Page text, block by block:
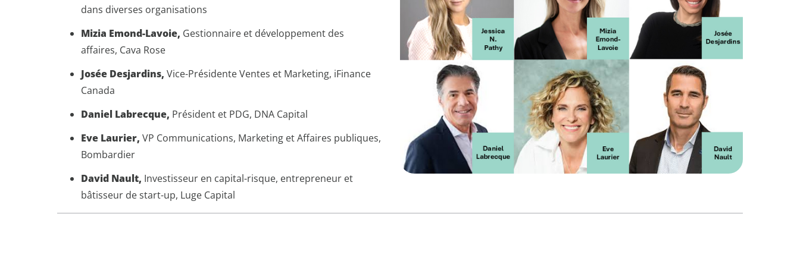
dans diverses organisations
Mizia Emond-Lavoie, Gestionnaire et développement des
affaires, Cava Rose
Josée Desjardins, Vice-Présidente Ventes et Marketing, iFinance
Canada
Daniel Labrecque, Président et PDG, DNA Capital
Eve Laurier, VP Communications, Marketing et Affaires publiques,
Bombardier
David Nault, Investisseur en capital-risque, entrepreneur et
bâtisseur de start-up, Luge Capital